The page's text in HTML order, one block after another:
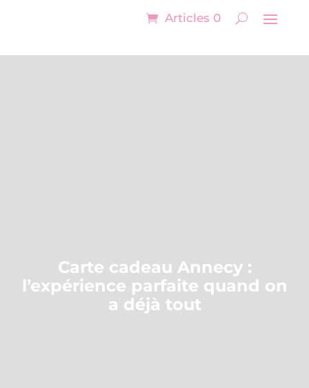
Articles 0
Carte cadeau Annecy :
l’expérience parfaite quand on
a déjà tout